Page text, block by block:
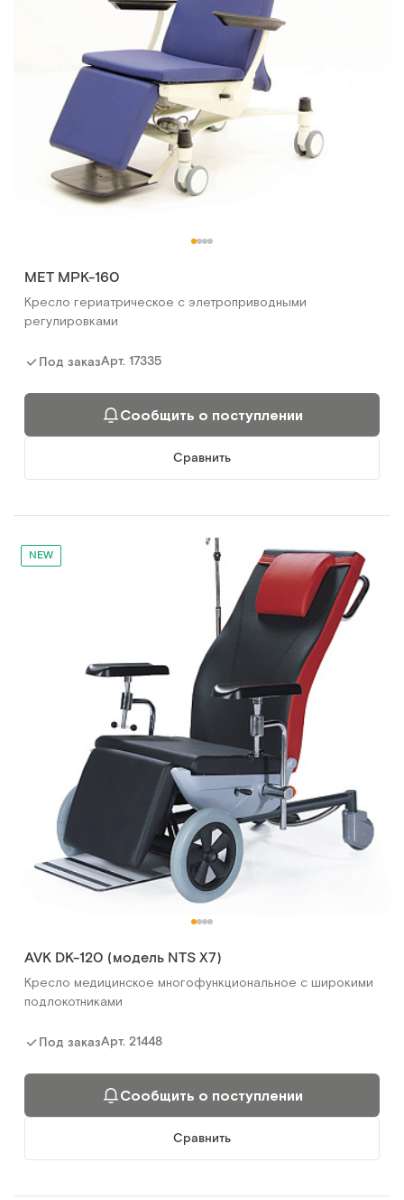
MET МPK-160
Кресло гериатрическое с элетроприводными
регулировками
Под заказАрт. 17335
Сообщить о поступлении
Сравнить
NEW
AVK DK-120 (модель NTS X7)
Кресло медицинское многофункциональное с широкими
подлокотниками
Под заказАрт. 21448
Сообщить о поступлении
Сравнить